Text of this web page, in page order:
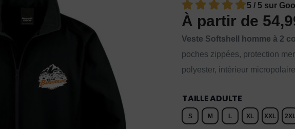
5 / 5 sur
À partir de
Veste Softshell homme à 2
poches zippées, protection
polyester, intérieur
TAILLE ADULTE
S M L XL XXL 2XL